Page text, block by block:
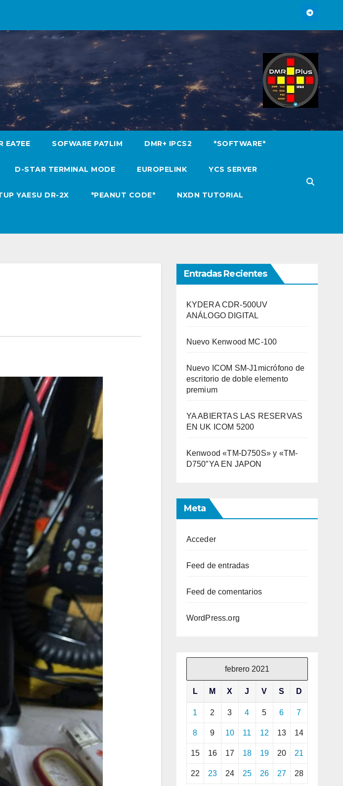
EA7EE SOFWARE PA7LIM DMR+ IPCS2 *SOFTWARE*
D-STAR TERMINAL MODE EUROPELINK YCS SERVER
YAESU DR-2X *PEANUT CODE* NXDN TUTORIAL
Entradas Recientes
KYDERA CDR-500UV
ANÁLOGO DIGITAL
Nuevo Kenwood MC-100
Nuevo ICOM SM-J1micrófono de
escritorio de doble elemento
premium
YA ABIERTAS LAS RESERVAS
EN UK ICOM 5200
Kenwood «TM-D750S» y «TM-
D750″YA EN JAPON
Meta
Acceder
Feed de entradas
Feed de comentarios
WordPress.org
febrero 2021
L M X J V S D
1 2 3 4 5 6 7
8 9 10 11 12 13 14
15 16 17 18 19 20 21
22 23 24 25 26 27 28